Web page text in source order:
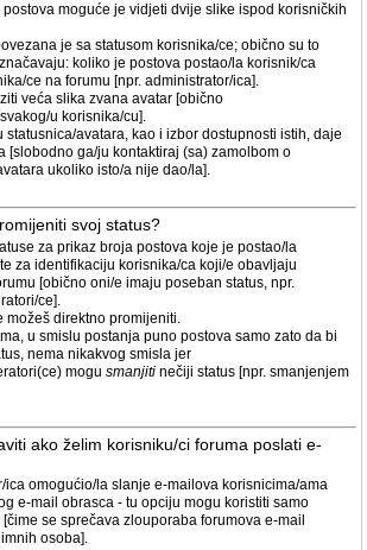
moguće je vidjeti dvije slike ispod korisničkih
je sa statusom korisnika/ce; obično su to
koliko je postova postao/la korisnik/ca
ce na forumu [npr. administrator/ica].
veća slika zvana avatar [obično
u korisnika/cu].
statusnica/avatara, kao i izbor dostupnosti istih, daje
[slobodno ga/ju kontaktiraj (sa) zamolbom o
ukoliko isto/a nije dao/la].
svoj status?
za prikaz broja postova koje je postao/la
za identifikaciju korisnika/ca koji/e obavljaju
[obično oni/e imaju poseban status, npr.
ce].
možeš direktno promijeniti.
u smislu postanja puno postova samo zato da bi
nema nikakvog smisla jer
mogu smanjiti nečiji status [npr. smanjenjem
ako želim korisniku/ci foruma poslati e-
ica omogućio/la slanje e-mailova korisnicima/ama
e-mail obrasca - tu opciju mogu koristiti samo
se sprečava zlouporaba forumova e-mail
osoba].